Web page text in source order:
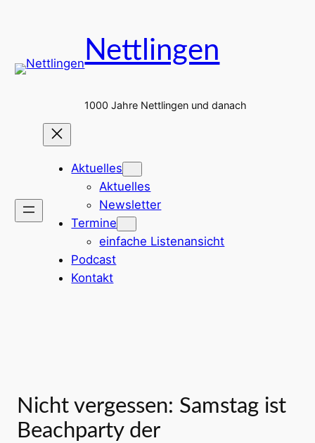
Nettlingen
1000 Jahre Nettlingen und danach
Aktuelles
Aktuelles
Newsletter
Termine
einfache Listenansicht
Podcast
Kontakt
Nicht vergessen: Samstag ist
Beachparty der